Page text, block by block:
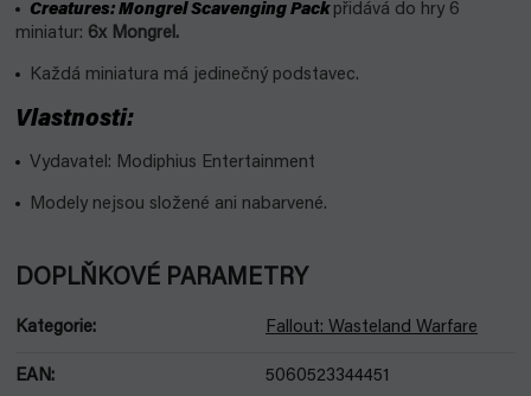
Creatures: Mongrel Scavenging Pack přidává do hry 6
miniatur: 6x Mongrel.
Každá miniatura má jedinečný podstavec.
Vlastnosti:
Vydavatel: Modiphius Entertainment
Modely nejsou složené ani nabarvené.
DOPLŇKOVÉ PARAMETRY
Kategorie: Fallout: Wasteland Warfare
EAN: 5060523344451